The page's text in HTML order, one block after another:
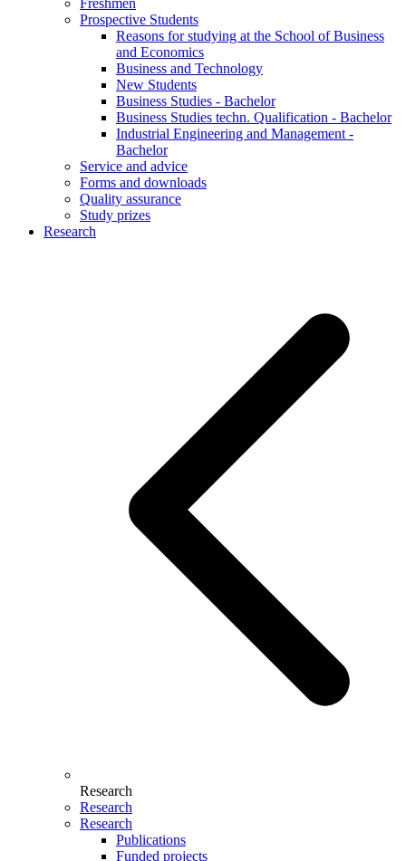
Freshmen
Prospective Students
Reasons for studying at the School of Business
and Economics
Business and Technology
New Students
Business Studies - Bachelor
Business Studies techn. Qualification - Bachelor
Industrial Engineering and Management -
Bachelor
Service and advice
Forms and downloads
Quality assurance
Study prizes
Research
Research
Research
Research
Publications
Funded projects